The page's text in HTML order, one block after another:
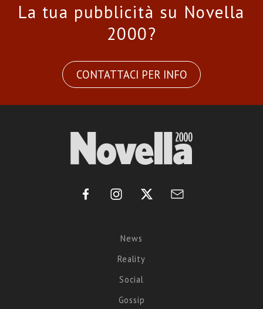
La tua pubblicità su Novella
2000?
CONTATTACI PER INFO
News
Reality
Social
Gossip